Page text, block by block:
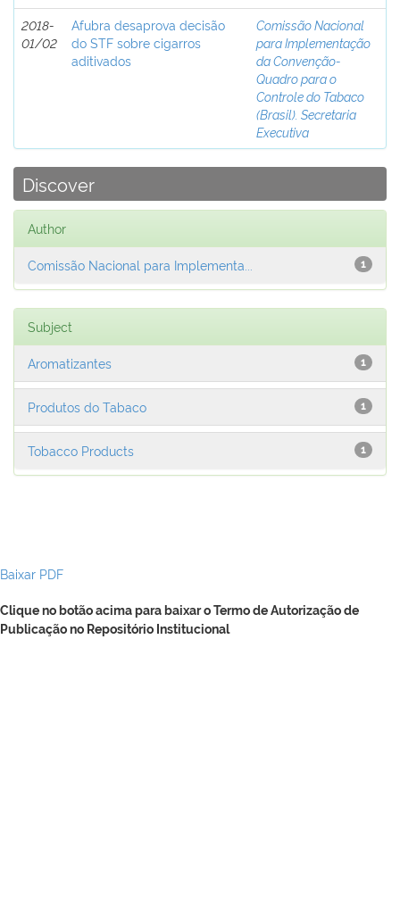
2018-
01/02
Afubra desaprova decisão
do STF sobre cigarros
aditivados
Comissão Nacional
para Implementação
da Convenção-
Quadro para o
Controle do Tabaco
(Brasil). Secretaria
Executiva
Discover
Author
1
Comissão Nacional para Implementa...
Subject
1
Aromatizantes
1
Produtos do Tabaco
1
Tobacco Products
Baixar PDF
Clique no botão acima para baixar o Termo de Autorização de
Publicação no Repositório Institucional